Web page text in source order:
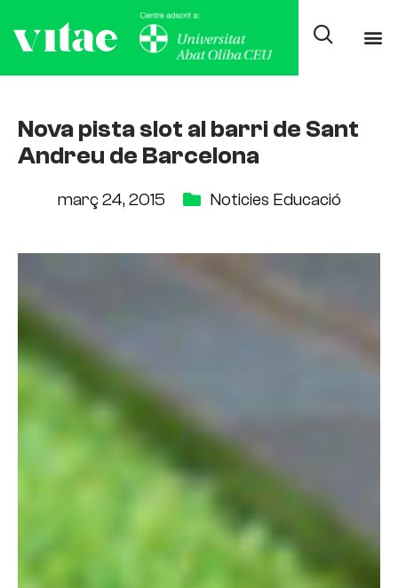
Nova pista slot al barri de Sant
Andreu de Barcelona
març 24, 2015 Noticies Educació